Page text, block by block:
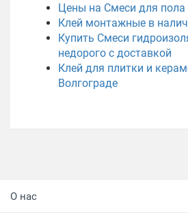
Цены на Смеси для пола
Клей монтажные в
Купить Смеси
недорого с доставкой
Клей для плитки и
Волгограде
О нас